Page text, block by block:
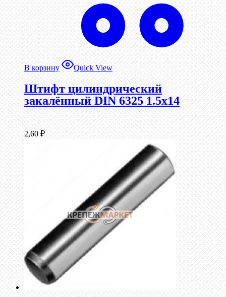
В корзину Quick View
Штифт цилиндрический
закалённый DIN 6325 1.5х14
2,60 ₽